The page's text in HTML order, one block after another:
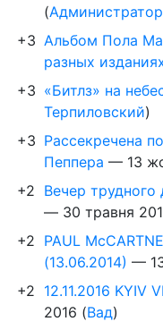
(Администратор
+3 Альбом Пола
разных
+3 «Битлз» на
Терпиловский)
+3 Рассекречена
Пеппера — 13
+2 Вечер
— 30 травня
+2 PAUL
(13.06.2014) —
+2 12.11.2016 KYIV
2016 (Вад)